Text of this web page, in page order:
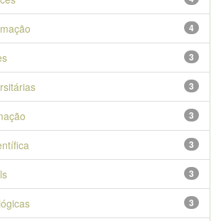
4
3
3
3
3
3
3